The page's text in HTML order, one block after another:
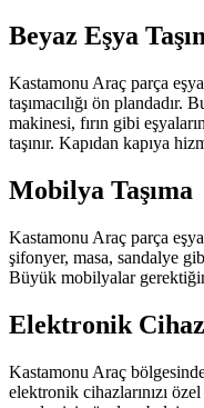
Beyaz Eşya
Kastamonu Araç parça
taşımacılığı ön plandadır.
makinesi, fırın gibi
taşınır. Kapıdan kapıya
Mobilya Taşıma
Kastamonu Araç parça eşya
şifonyer, masa, sandalye
Büyük mobilyalar
Elektronik Cihaz
Kastamonu Araç
elektronik cihazlarınızı